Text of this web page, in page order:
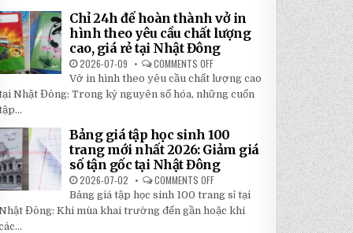
KIỆM
ĐẾN
30%
KHI
LẮP
NGOÀI
TRỜI
SÂN
TRƯỜNG
SIÊU
BỀN
ĐẦU
NHẤT
Chỉ 24h để hoàn thành vở in
hình theo yêu cầu chất lượng
cao, giá rẻ tại Nhật Đông
2026-07-09 COMMENTS OFF
CHỈ
24H
ĐỂ
HOÀN
IN
HÌNH
THEO
YÊU
CẦU
CHẤT
CAO,
GIÁ
RẺ
Vở in hình theo yêu cầu chất lượng cao
Nhật Đông: Trong kỷ nguyên số hóa, những cuốn
Bảng giá tập học sinh 100
trang mới nhất 2026: Giảm giá
số tận gốc tại Nhật Đông
2026-07-02 COMMENTS OFF
BẢNG
GIÁ
TẬP
HỌC
Bảng giá tập học sinh 100 trang sỉ tại
Đông: Khi mùa khai trường đến gần hoặc khi